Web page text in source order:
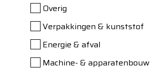
Overig
Verpakkingen & kunststof
Energie & afval
Machine- & apparatenbouw